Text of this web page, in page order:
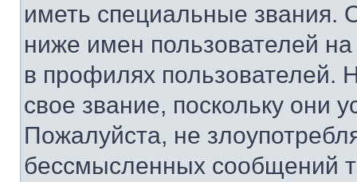
иметь специальные звания.
ниже имен пользователей
в профилях
свое звание, поскольку они
Пожалуйста, не
бессмысленных сообщений